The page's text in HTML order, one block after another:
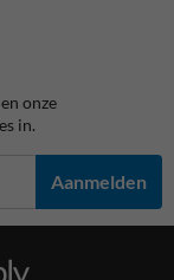
onze
in.
Aanmelden